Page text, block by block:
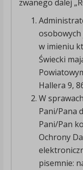
zwanego dalej
osobowych
w imieniu
Świecki
Hallera 9,
W
Pani/Pana
Pani/Pan
Ochrony
pisemnie: